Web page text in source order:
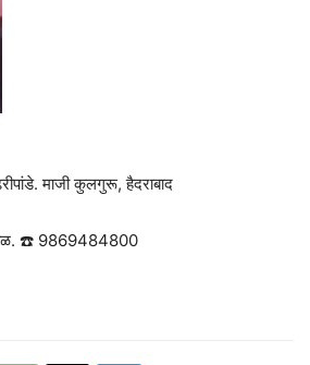
माजी कुलगुरू, हैदराबाद
☎️ 9869484800